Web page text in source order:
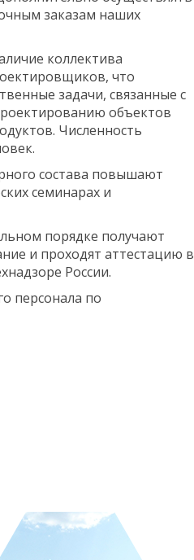
заказам наших
коллектива
что
задачи, связанные с
объектов
Численность
состава повышают
семинарах и
порядке получают
и проходят аттестацию в
России.
персонала по